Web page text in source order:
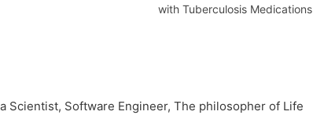
with Tuberculosis Medications
Scientist, Software Engineer, The philosopher of Life